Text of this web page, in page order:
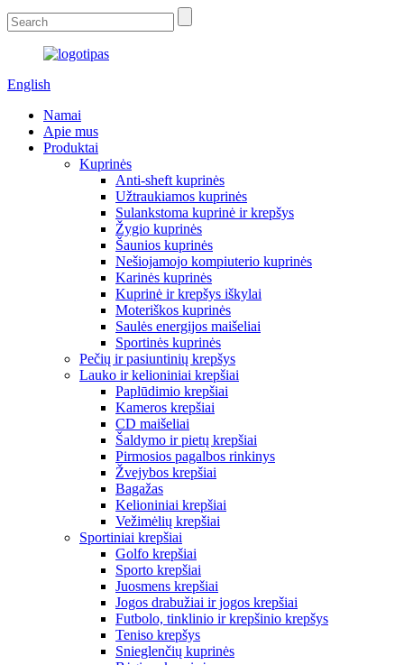
English
Namai
Apie mus
Produktai
Kuprinės
Anti-sheft kuprinės
Užtraukiamos kuprinės
Sulankstoma kuprinė ir krepšys
Žygio kuprinės
Šaunios kuprinės
Nešiojamojo kompiuterio kuprinės
Karinės kuprinės
Kuprinė ir krepšys iškylai
Moteriškos kuprinės
Saulės energijos maišeliai
Sportinės kuprinės
Pečių ir pasiuntinių krepšys
Lauko ir kelioniniai krepšiai
Paplūdimio krepšiai
Kameros krepšiai
CD maišeliai
Šaldymo ir pietų krepšiai
Pirmosios pagalbos rinkinys
Žvejybos krepšiai
Bagažas
Kelioniniai krepšiai
Vežimėlių krepšiai
Sportiniai krepšiai
Golfo krepšiai
Sporto krepšiai
Juosmens krepšiai
Jogos drabužiai ir jogos krepšiai
Futbolo, tinklinio ir krepšinio krepšys
Teniso krepšys
Snieglenčių kuprinės